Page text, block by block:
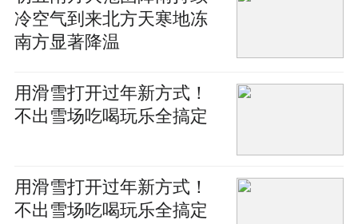
冷空气到来北方天寒地冻
南方显著降温
用滑雪打开过年新方式！
不出雪场吃喝玩乐全搞定
用滑雪打开过年新方式！
不出雪场吃喝玩乐全搞定